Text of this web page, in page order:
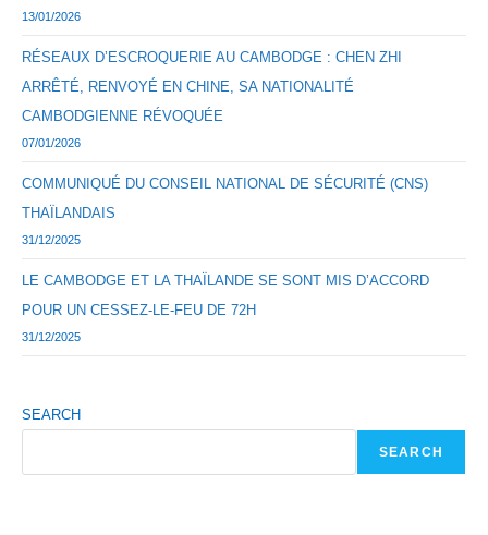
13/01/2026
RÉSEAUX D’ESCROQUERIE AU CAMBODGE : CHEN ZHI
ARRÊTÉ, RENVOYÉ EN CHINE, SA NATIONALITÉ
CAMBODGIENNE RÉVOQUÉE
07/01/2026
COMMUNIQUÉ DU CONSEIL NATIONAL DE SÉCURITÉ (CNS)
THAÏLANDAIS
31/12/2025
LE CAMBODGE ET LA THAÏLANDE SE SONT MIS D’ACCORD
POUR UN CESSEZ-LE-FEU DE 72H
31/12/2025
SEARCH
SEARCH